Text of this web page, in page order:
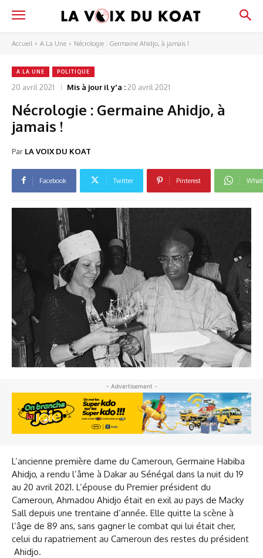
Accueil A La Une Nécrologie : Germaine Ahidjo, à jamais !
A LA UNE POLITIQUE
20 avril 2021 Mis à jour il y'a :20 avril 2021
Nécrologie : Germaine Ahidjo, à
jamais !
Par LA VOIX DU KOAT
Facebook Twitter Pinterest
- Advertisement -
L’ancienne première dame du Cameroun, Germaine Habiba
Ahidjo, a rendu l’âme à Dakar au Sénégal dans la nuit du 19
au 20 avril 2021. L’épouse du Premier président du
Cameroun, Ahmadou Ahidjo était en exil au pays de Macky
Sall depuis une trentaine d’année. Elle quitte la scène à
l’âge de 89 ans, sans gagner le combat qui lui était cher,
celui du rapatriement au Cameroun des restes du président
Ahidjo.